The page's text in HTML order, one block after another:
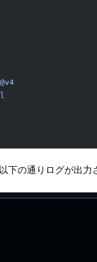
下の通りログが出力